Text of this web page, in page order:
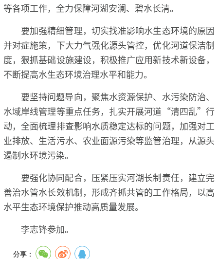
等各项工作，全力保障河湖安澜、碧水长清。
要加强精细管理，切实找准影响水生态环境的原因
并对症施策，下大力气强化源头管控，优化河道保洁制
度，狠抓基础设施建设，积极推广应用新技术新设备，
不断提高水生态环境治理水平和能力。
要坚持问题导向，聚焦水资源保护、水污染防治、
水域岸线管理等重点任务，扎实开展河道“清四乱”行
动，全面梳理排查影响水质稳定达标的问题，加强对工
业排放、生活污水、农业面源污染等监管治理，从源头
遏制水环境污染。
要强化协同配合，压紧压实河湖长制责任，建立完
善治水管水长效机制，形成齐抓共管的工作格局，以高
水平生态环境保护推动高质量发展。
李志锋参加。
分享：